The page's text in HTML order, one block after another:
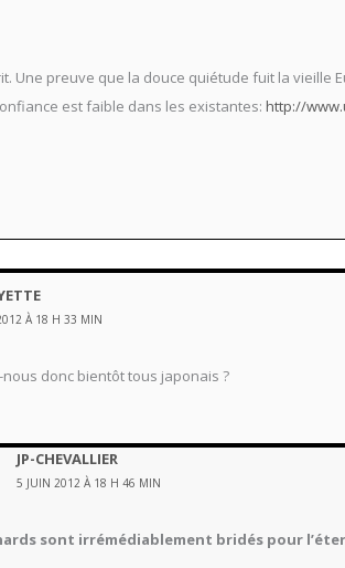
Une preuve que la douce quiétude fuit la
est faible dans les existantes: http://
À 18 H 33 MIN
nous donc bientôt tous japonais ?
JP-CHEVALLIER
5 JUIN 2012 À 18 H 46 MIN
sont irrémédiablement bridés pour